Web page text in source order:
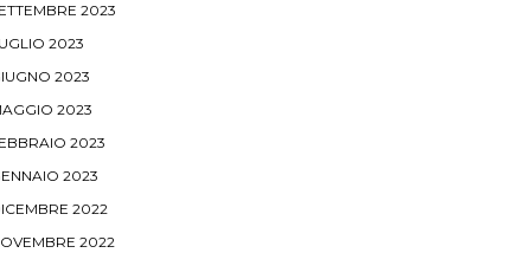
2023
2023
2023
2023
2023
2023
2022
2022